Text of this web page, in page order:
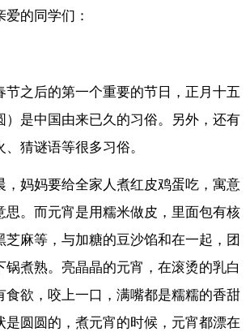
的同学们：
节之后的第一个重要的节日，正月十五
）是中国由来已久的习俗。另外，还有
猜谜语等很多习俗。
，妈妈要给全家人煮红皮鸡蛋吃，寓意
思。而元宵是用糯米做皮，里面包有核
芝麻等，与加糖的豆沙馅和在一起，团
锅煮熟。亮晶晶的元宵，在滚烫的乳白
食欲，咬上一口，满嘴都是糯糯的香甜
是圆圆的，煮元宵的时候，元宵都漂在